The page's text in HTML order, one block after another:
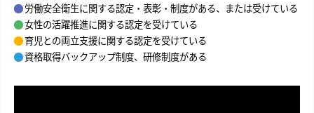
労働安全衛生に関する認定・表彰・制度がある、または受けている
女性の活躍推進に関する認定を受けている
育児との両立支援に関する認定を受けている
資格取得バックアップ制度、研修制度がある